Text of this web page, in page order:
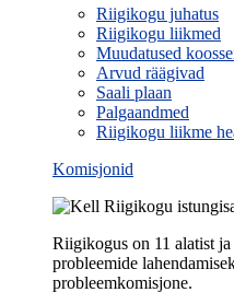
Riigikogu juhatus
Riigikogu liikmed
Muudatused
Arvud räägivad
Saali plaan
Palgaandmed
Riigikogu liikme
Komisjonid
Riigikogus on 11 alatist
probleemide
probleemkomisjone.